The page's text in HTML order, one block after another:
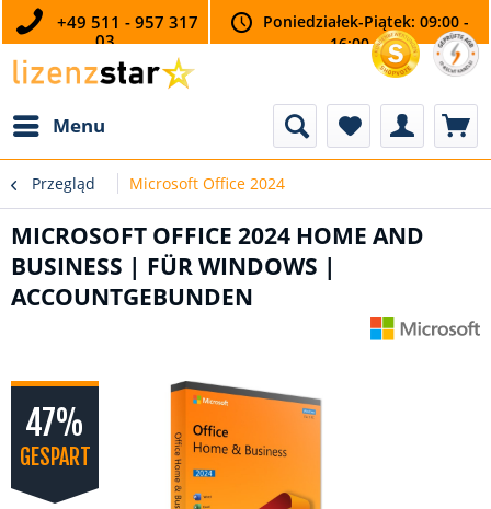
+49 511 - 957 317
03
Poniedziałek-Piątek: 09:00 -
16:00
Menu
Przegląd Microsoft Office 2024
MICROSOFT OFFICE 2024 HOME AND
BUSINESS | FÜR WINDOWS |
ACCOUNTGEBUNDEN
47%
GESPART